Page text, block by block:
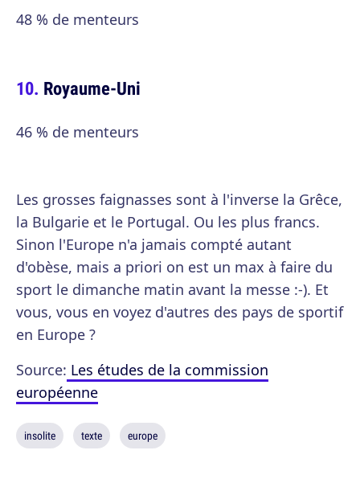
48 % de menteurs
Royaume-Uni
46 % de menteurs
Les grosses faignasses sont à l'inverse la Grêce,
la Bulgarie et le Portugal. Ou les plus francs.
Sinon l'Europe n'a jamais compté autant
d'obèse, mais a priori on est un max à faire du
sport le dimanche matin avant la messe :-). Et
vous, vous en voyez d'autres des pays de sportif
en Europe ?
Source: Les études de la commission
européenne
insolite texte europe